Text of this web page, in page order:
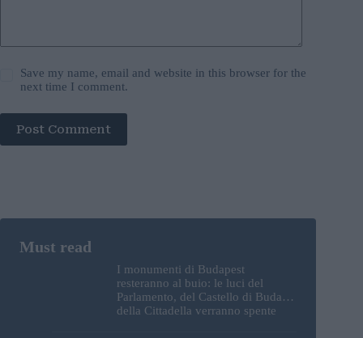
Save my name, email and website in this browser for the
next time I comment.
Post Comment
I monumenti di Budapest
resteranno al buio: le luci del
Parlamento, del Castello di Buda e
della Cittadella verranno spente